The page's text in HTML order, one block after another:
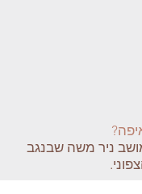
ניר משה שבנגב
.